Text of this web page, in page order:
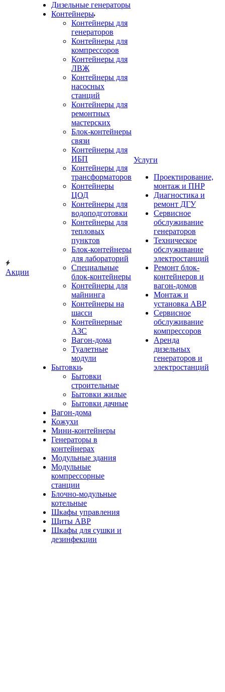
Акции
Дизельные генераторы
Контейнеры
Контейнеры для
генераторов
Контейнеры для
компрессоров
Контейнеры для
ЛВЖ
Контейнеры для
насосных
станций
Контейнеры для
ремонтных
мастерских
Блок-контейнеры
связи
Контейнеры для
ИБП
Контейнеры для
трансформаторов
Контейнеры
ЦОД
Контейнеры для
водоподготовки
Контейнеры для
тепловых
пунктов
Блок-контейнеры
для лабораторий
Специальные
блок-контейнеры
Контейнеры для
майнинга
Контейнеры на
шасси
Контейнерные
АЗС
Вагон-дома
Туалетные
модули
Бытовки
Бытовки
строительные
Бытовки жилые
Бытовки дачные
Вагон-дома
Кожухи
Мини-контейнеры
Генераторы в
контейнерах
Модульные здания
Модульные
компрессорные
станции
Блочно-модульные
котельные
Шкафы управления
Щиты АВР
Шкафы для сушки и
дезинфекции
Услуги
Проектирование,
монтаж и ПНР
Диагностика и
ремонт ДГУ
Сервисное
обслуживание
генераторов
Техническое
обслуживание
электростанций
Ремонт блок-
контейнеров и
вагон-домов
Монтаж и
установка АВР
Сервисное
обслуживание
компрессоров
Аренда
дизельных
генераторов и
электростанций